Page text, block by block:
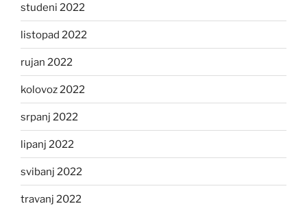
studeni 2022
listopad 2022
rujan 2022
kolovoz 2022
srpanj 2022
lipanj 2022
svibanj 2022
travanj 2022